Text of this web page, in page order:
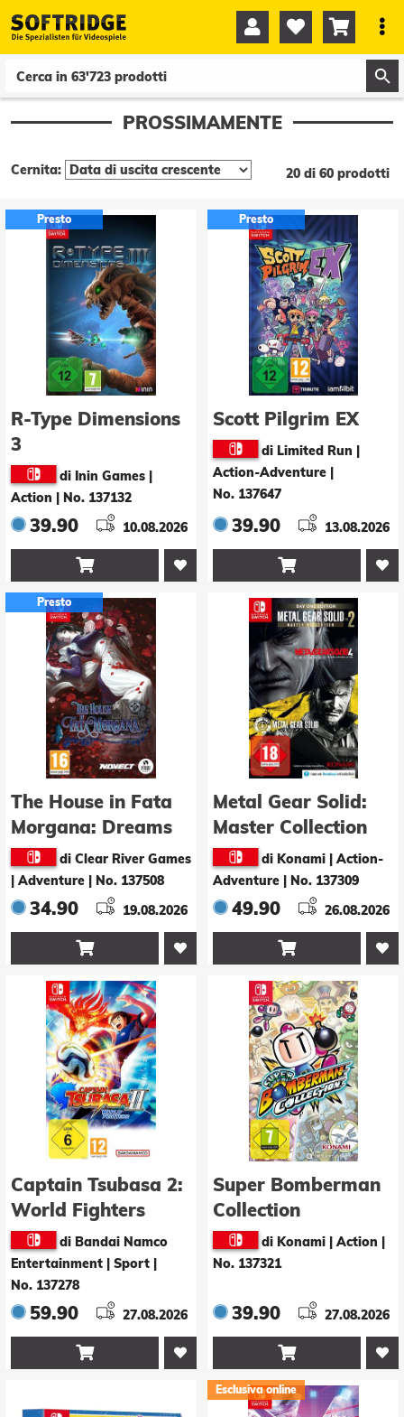
   
PROSSIMAMENTE
Cernita: 20 di 60 prodotti
Presto
R-Type Dimensions
3
di Inin Games |
Action
No. 137132
39.90 10.08.2026

Presto
Scott Pilgrim EX
di Limited Run |
Action-Adventure
No. 137647
39.90 13.08.2026

Presto
The House in Fata
Morgana: Dreams
of the Revenants
Edition
di Clear River Games
| Adventure
No. 137508
34.90 19.08.2026

Metal Gear Solid:
Master Collection
Vol. 2 - Day One
Edition
di Konami | Action-
Adventure
No. 137309
49.90 26.08.2026

Captain Tsubasa 2:
World Fighters
di Bandai Namco
Entertainment | Sport
No. 137278
59.90 27.08.2026

Super Bomberman
Collection
di Konami | Action
No. 137321
39.90 27.08.2026

Esclusiva online